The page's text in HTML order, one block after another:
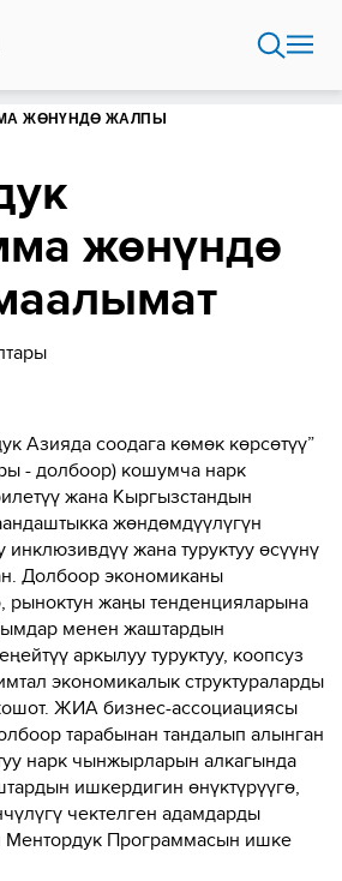
ЖӨНҮНДӨ ЖАЛПЫ
жөнүндө
Азияда соодага көмөк көрсөтүү”
- долбоор) кошумча нарк
жана Кыргызстандын
жөндөмдүүлүгүн
инклюзивдүү жана туруктуу өсүүнү
Долбоор экономиканы
рыноктун жаңы тенденцияларына
менен жаштардын
аркылуу туруктуу, коопсуз
экономикалык структураларды
ЖИА бизнес-ассоциациясы
тарабынан тандалып алынган
нарк чынжырларын алкагында
ишкердигин өнүктүрүүгө,
чектелген адамдарды
Ментордук Программасын ишке